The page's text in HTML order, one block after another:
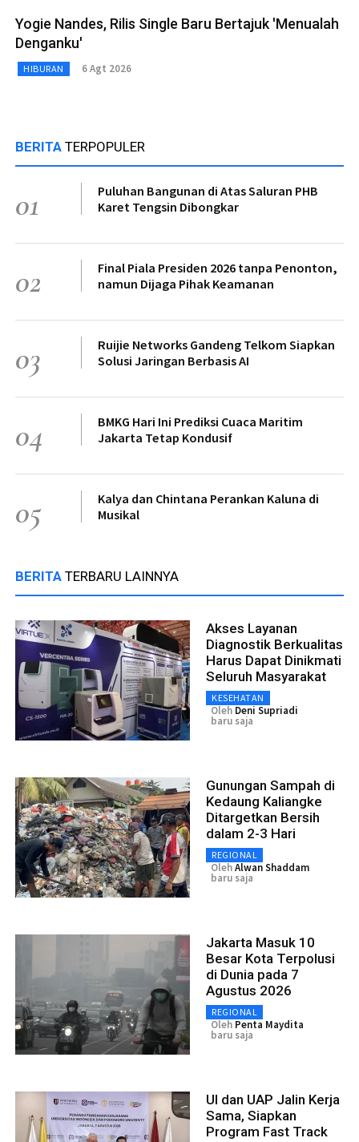
Yogie Nandes, Rilis Single Baru Bertajuk 'Menualah
Denganku'
HIBURAN 6 Agt 2026
BERITA TERPOPULER
01
Puluhan Bangunan di Atas Saluran PHB
Karet Tengsin Dibongkar
02
Final Piala Presiden 2026 tanpa Penonton,
namun Dijaga Pihak Keamanan
03
Ruijie Networks Gandeng Telkom Siapkan
Solusi Jaringan Berbasis AI
04
BMKG Hari Ini Prediksi Cuaca Maritim
Jakarta Tetap Kondusif
05
Kalya dan Chintana Perankan Kaluna di
Musikal
BERITA TERBARU LAINNYA
Akses Layanan
Diagnostik Berkualitas
Harus Dapat Dinikmati
Seluruh Masyarakat
KESEHATAN
Oleh Deni Supriadi
baru saja
Gunungan Sampah di
Kedaung Kaliangke
Ditargetkan Bersih
dalam 2-3 Hari
REGIONAL
OlehAlwan Shaddam
baru saja
Jakarta Masuk 10
Besar Kota Terpolusi
di Dunia pada 7
Agustus 2026
REGIONAL
Oleh Penta Maydita
baru saja
UI dan UAP Jalin Kerja
Sama, Siapkan
Program Fast Track